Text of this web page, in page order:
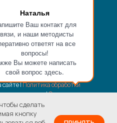
Наталья
Ваш контакт для
и наши методисты
ответят на все
вопросы!
Вы можете написать
свой вопрос здесь.
оказываются
законом
«О лицензировании
деятельности».
науки и высшего
сайте |Политика обработки
перс.данных|Согласие на
материалов
от рассылки
сделать
кнопку